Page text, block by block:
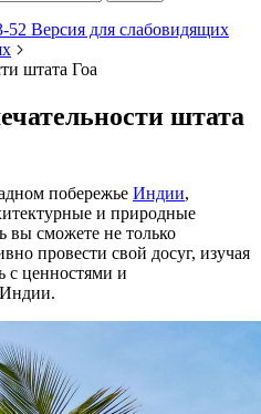
52 Версия для слабовидящих
штата Гоа
штата
побережье Индии,
и природные
вы сможете не только
провести свой досуг, изучая
с ценностями и